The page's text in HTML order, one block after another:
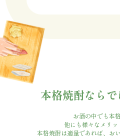
本格焼酎なら
お酒の中でも本
他にも様々なメリッ
本格焼酎は適量であれば、お